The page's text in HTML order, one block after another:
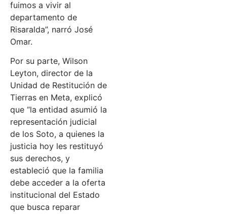
fuimos a vivir al
departamento de
Risaralda”, narró José
Omar.
Por su parte, Wilson
Leyton, director de la
Unidad de Restitución de
Tierras en Meta, explicó
que “la entidad asumió la
representación judicial
de los Soto, a quienes la
justicia hoy les restituyó
sus derechos, y
estableció que la familia
debe acceder a la oferta
institucional del Estado
que busca reparar